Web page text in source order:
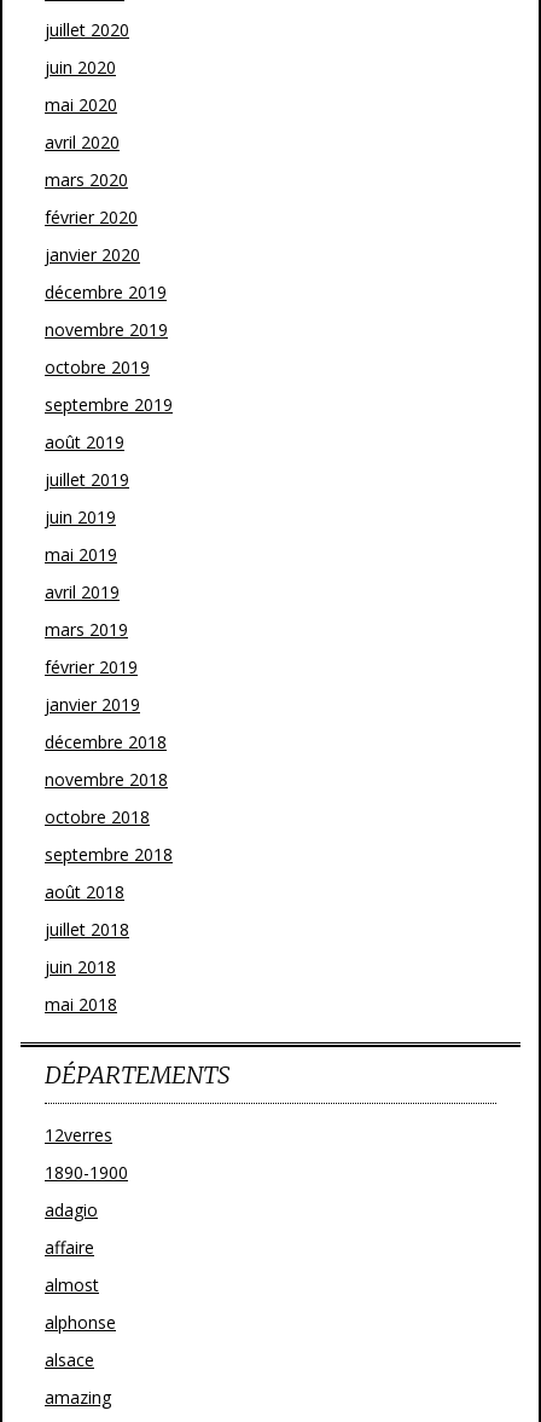
juillet 2020
juin 2020
mai 2020
avril 2020
mars 2020
février 2020
janvier 2020
décembre 2019
novembre 2019
octobre 2019
septembre 2019
août 2019
juillet 2019
juin 2019
mai 2019
avril 2019
mars 2019
février 2019
janvier 2019
décembre 2018
novembre 2018
octobre 2018
septembre 2018
août 2018
juillet 2018
juin 2018
mai 2018
DÉPARTEMENTS
12verres
1890-1900
adagio
affaire
almost
alphonse
alsace
amazing